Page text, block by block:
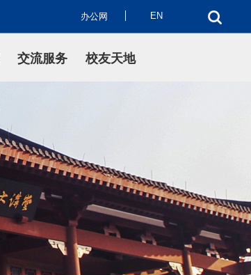
办公网 EN
交流服务 校友天地